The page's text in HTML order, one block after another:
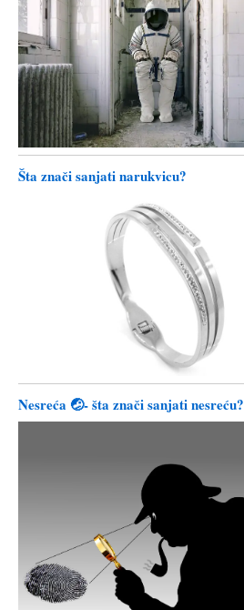
Šta znači sanjati narukvicu?
Nesreća 🤕- šta znači sanjati nesreću?